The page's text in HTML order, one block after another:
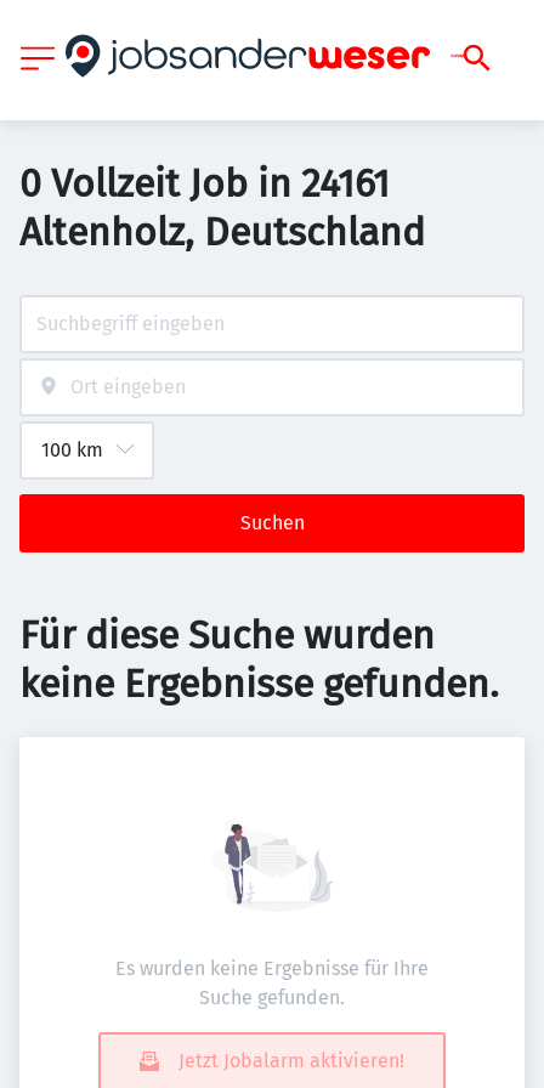
0 Vollzeit Job in 24161
Altenholz, Deutschland
Suchen
Für diese Suche wurden
keine Ergebnisse gefunden.
Es wurden keine Ergebnisse für Ihre
Suche gefunden.
Jetzt Jobalarm aktivieren!